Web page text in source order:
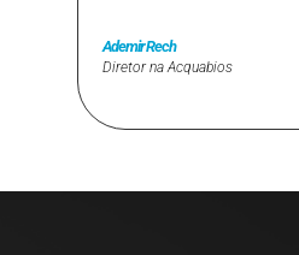
Ademir Rech
Diretor na Acquabios